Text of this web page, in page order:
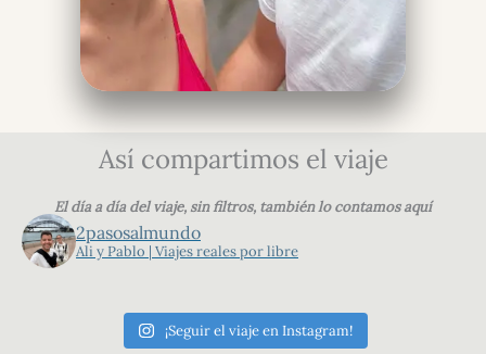
Así compartimos el viaje
El día a día del viaje, sin filtros, también lo contamos aquí
2pasosalmundo
Ali y Pablo | Viajes reales por libre
¡Seguir el viaje en Instagram!